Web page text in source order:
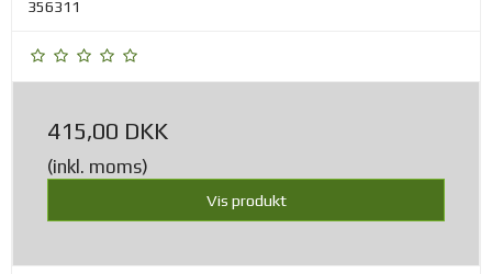
356311
415,00 DKK
(inkl. moms)
Vis produkt